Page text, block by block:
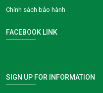
Chính sách bảo hành
FACEBOOK LINK
SIGN UP FOR INFORMATION